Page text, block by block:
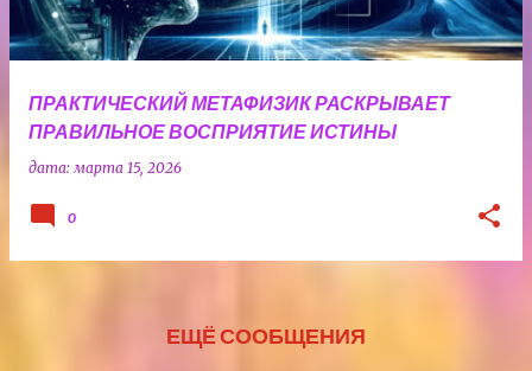
ПРАКТИЧЕСКИЙ МЕТАФИЗИК РАСКРЫВАЕТ
ПРАВИЛЬНОЕ ВОСПРИЯТИЕ ИСТИНЫ
дата:марта 15, 2026
0
ЕЩЁ СООБЩЕНИЯ